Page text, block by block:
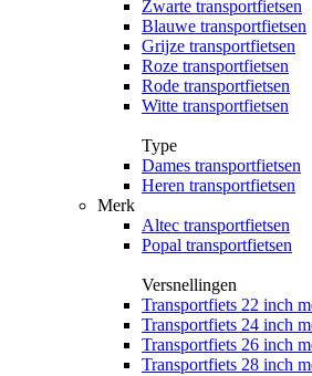
Zwarte transportfietsen
Blauwe transportfietsen
Grijze transportfietsen
Roze transportfietsen
Rode transportfietsen
Witte transportfietsen
Type
Dames transportfietsen
Heren transportfietsen
Merk
Altec transportfietsen
Popal transportfietsen
Versnellingen
Transportfiets 22 inch
Transportfiets 24 inch
Transportfiets 26 inch
Transportfiets 28 inch